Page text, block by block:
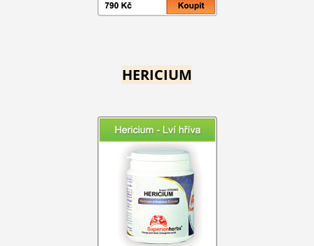
HERICIUM